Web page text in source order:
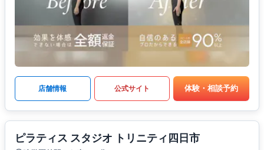
店舗情報 公式サイト 体験・相談予約
ピラティス スタジオ トリニティ四日市